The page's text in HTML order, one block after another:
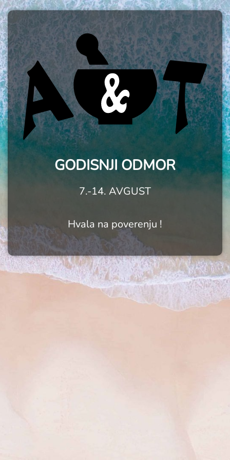
GODISNJI ODMOR
7.-14. AVGUST
Hvala na poverenju !